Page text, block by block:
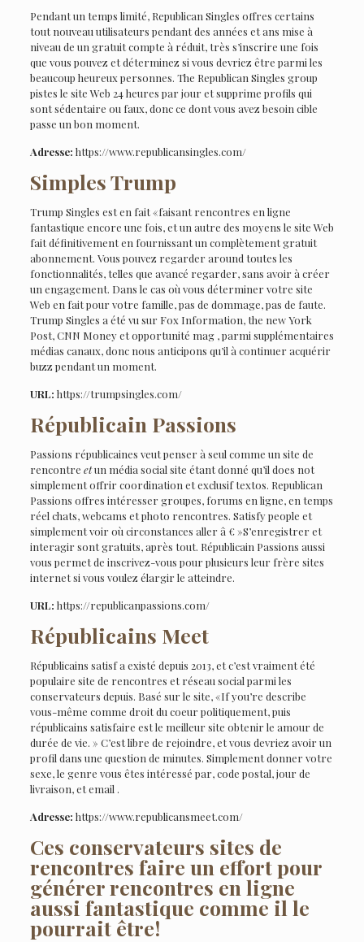
Pendant un temps limité, Republican Singles offres certains
tout nouveau utilisateurs pendant des années et ans mise à
niveau de un gratuit compte à réduit, très s’inscrire une fois
que vous pouvez et déterminez si vous devriez être parmi les
beaucoup heureux personnes. The Republican Singles group
pistes le site Web 24 heures par jour et supprime profils qui
sont sédentaire ou faux, donc ce dont vous avez besoin cible
passe un bon moment.
Adresse: https://www.republicansingles.com/
Simples Trump
Trump Singles est en fait «faisant rencontres en ligne
fantastique encore une fois, et un autre des moyens le site Web
fait définitivement en fournissant un complètement gratuit
abonnement. Vous pouvez regarder around toutes les
fonctionnalités, telles que avancé regarder, sans avoir à créer
un engagement. Dans le cas où vous déterminer votre site
Web en fait pour votre famille, pas de dommage, pas de faute.
Trump Singles a été vu sur Fox Information, the new York
Post, CNN Money et opportunité mag , parmi supplémentaires
médias canaux, donc nous anticipons qu’il à continuer acquérir
buzz pendant un moment.
URL: https://trumpsingles.com/
Républicain Passions
Passions républicaines veut penser à seul comme un site de
rencontre etun média social site étant donné qu’il does not
simplement offrir coordination et exclusif textos. Republican
Passions offres intéresser groupes, forums en ligne, en temps
réel chats, webcams et photo rencontres. Satisfy people et
simplement voir où circonstances aller â € »S’enregistrer et
interagir sont gratuits, après tout. Républicain Passions aussi
vous permet de inscrivez-vous pour plusieurs leur frère sites
internet si vous voulez élargir le atteindre.
URL: https://republicanpassions.com/
Républicains Meet
Républicains satisf a existé depuis 2013, et c’est vraiment été
populaire site de rencontres et réseau social parmi les
conservateurs depuis. Basé sur le site, «If you’re describe
vous-même comme droit du coeur politiquement, puis
républicains satisfaire est le meilleur site obtenir le amour de
durée de vie. » C’est libre de rejoindre, et vous devriez avoir un
profil dans une question de minutes. Simplement donner votre
sexe, le genre vous êtes intéressé par, code postal, jour de
livraison, et email .
Adresse: https://www.republicansmeet.com/
Ces conservateurs sites de
rencontres faire un effort pour
générer rencontres en ligne
aussi fantastique comme il le
pourrait être!